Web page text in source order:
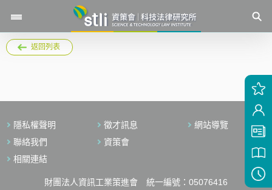
返回列表
隱私權聲明 徵才訊息
網站導覽
聯絡我們
資策會
相關連結
財團法人資訊工業策進會 統一編號：05076416